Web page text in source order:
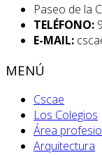
Paseo de la
TELÉFONO:
E-MAIL:
MENÚ
Cscae
Los Colegios
Área
Arquitectura